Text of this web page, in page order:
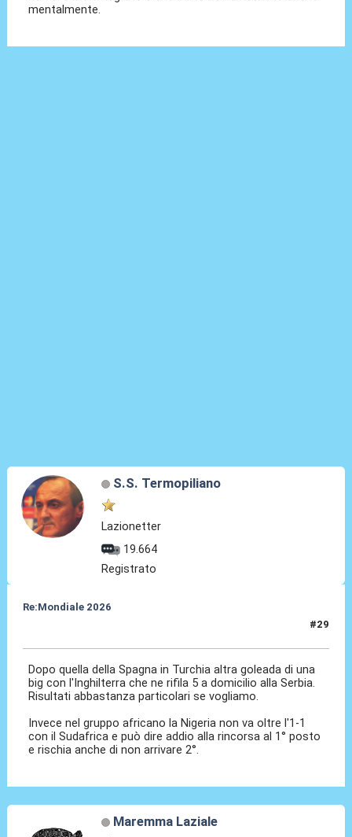
mentalmente.
S.S. Termopiliano
Lazionetter
19.664
Registrato
Re:Mondiale 2026
#29
Dopo quella della Spagna in Turchia altra goleada di una
big con l'Inghilterra che ne rifila 5 a domicilio alla Serbia.
Risultati abbastanza particolari se vogliamo.
Invece nel gruppo africano la Nigeria non va oltre l'1-1
con il Sudafrica e può dire addio alla rincorsa al 1° posto
e rischia anche di non arrivare 2°.
Maremma Laziale